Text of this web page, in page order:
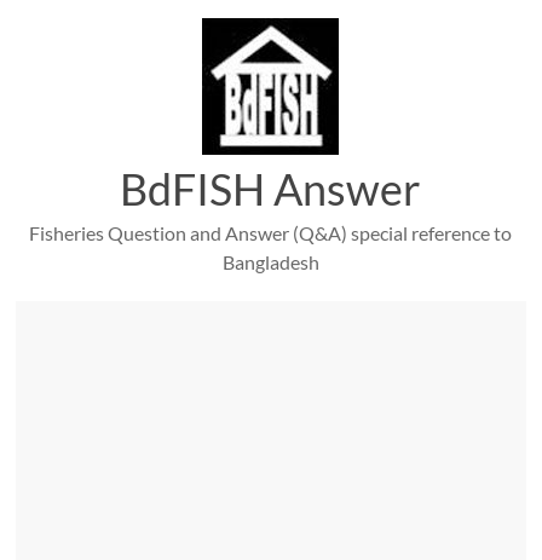
BdFISH Answer
Fisheries Question and Answer (Q&A) special reference to
Bangladesh